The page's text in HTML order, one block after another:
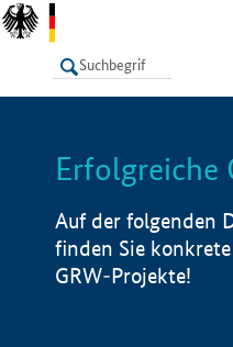
LISTE
Erfolgreiche
Auf der folgenden
finden Sie
GRW-Projekte!